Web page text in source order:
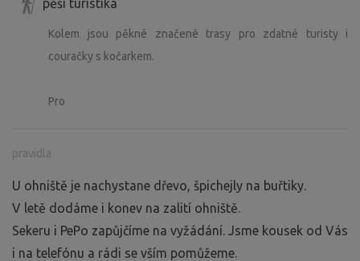
Kolem jsou pěkné značené trasy pro zdatné turisty i
couračky s kočarkem.
Pro
pravidla
U ohniště je nachystane dřevo, špichejly na buřtiky.
V letě dodáme i konev na zalití ohniště.
Sekeru i PePo zapůjčíme na vyžádání. Jsme kousek od Vás
i na telefónu a rádi se vším pomůžeme.